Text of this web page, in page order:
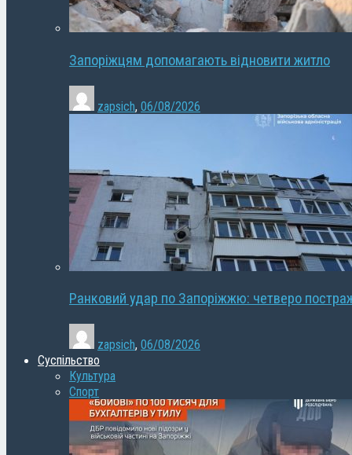
Запоріжцям допомагають відновити житло
zapsich, 06/08/2026
Ранковий удар по Запоріжжю: четверо
zapsich, 06/08/2026
Суспільство
Культура
Спорт